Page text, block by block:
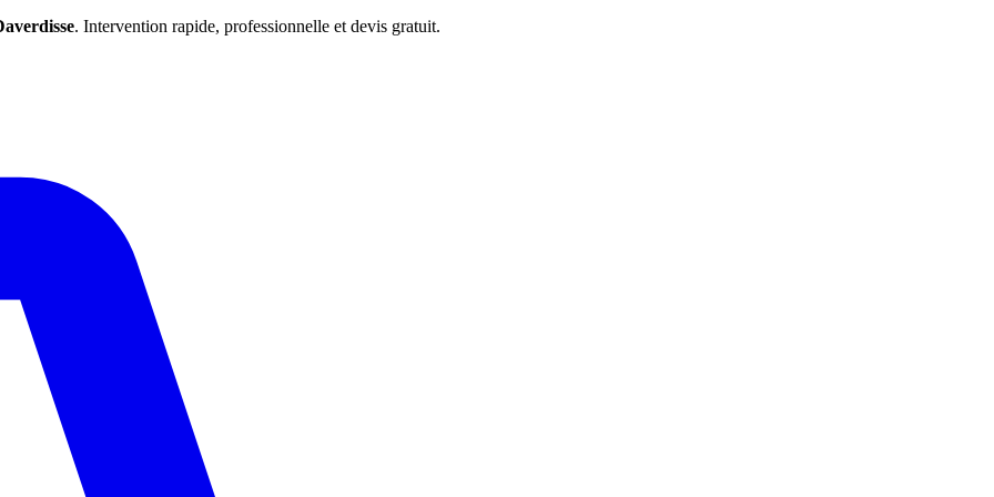
. Intervention rapide, professionnelle et devis gratuit.